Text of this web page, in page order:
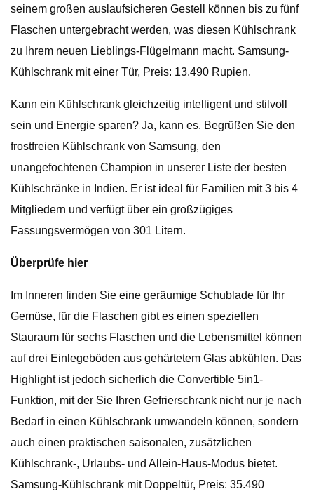
seinem großen auslaufsicheren Gestell können bis zu fünf
Flaschen untergebracht werden, was diesen Kühlschrank
zu Ihrem neuen Lieblings-Flügelmann macht. Samsung-
Kühlschrank mit einer Tür, Preis: 13.490 Rupien.
Kann ein Kühlschrank gleichzeitig intelligent und stilvoll
sein und Energie sparen? Ja, kann es. Begrüßen Sie den
frostfreien Kühlschrank von Samsung, den
unangefochtenen Champion in unserer Liste der besten
Kühlschränke in Indien. Er ist ideal für Familien mit 3 bis 4
Mitgliedern und verfügt über ein großzügiges
Fassungsvermögen von 301 Litern.
Überprüfe hier
Im Inneren finden Sie eine geräumige Schublade für Ihr
Gemüse, für die Flaschen gibt es einen speziellen
Stauraum für sechs Flaschen und die Lebensmittel können
auf drei Einlegeböden aus gehärtetem Glas abkühlen. Das
Highlight ist jedoch sicherlich die Convertible 5in1-
Funktion, mit der Sie Ihren Gefrierschrank nicht nur je nach
Bedarf in einen Kühlschrank umwandeln können, sondern
auch einen praktischen saisonalen, zusätzlichen
Kühlschrank-, Urlaubs- und Allein-Haus-Modus bietet.
Samsung-Kühlschrank mit Doppeltür, Preis: 35.490